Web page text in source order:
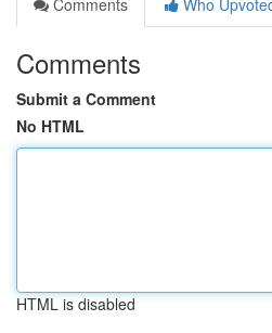
Comments
Who
Comments
Submit a Comment
No HTML
HTML is disabled